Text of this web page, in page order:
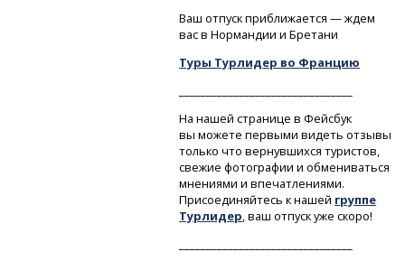
Ваш отпуск приближается — ждем
вас в Нормандии и Бретани
Туры Турлидер во Францию
На нашей странице в Фейсбук
вы можете первыми видеть отзывы
только что вернувшихся туристов,
свежие фотографии и обмениваться
мнениями и впечатлениями.
Присоединяйтесь к нашей группе
Турлидер, ваш отпуск уже скоро!